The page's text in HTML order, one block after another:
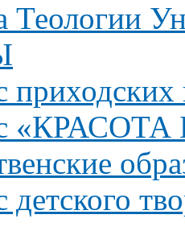
Теологии
приходских